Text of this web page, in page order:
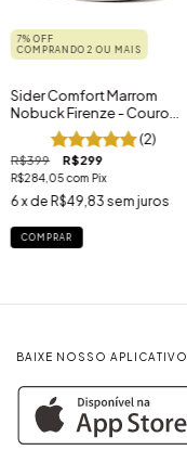
7% OFF
COMPRANDO 2 OU MAIS
Sider Comfort Marrom
Nobuck Firenze - Couro
Legítimo
(2)
R$399 R$299
R$284,05com Pix
6x de R$49,83 sem juros
COMPRAR
BAIXE NOSSO APLICATIVO